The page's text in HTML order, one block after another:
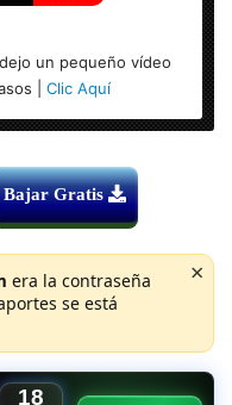
un pequeño vídeo
| Clic Aquí
Bajar Gratis
era la contraseña
se está
×
18